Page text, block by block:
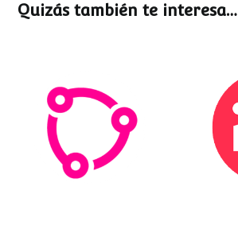
Quizás también te interesa…
Esemtia